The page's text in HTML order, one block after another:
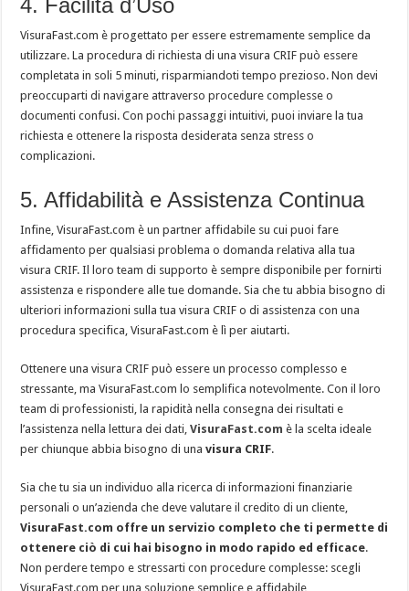
4. Facilità d’Uso
VisuraFast.com è progettato per essere estremamente semplice da
utilizzare. La procedura di richiesta di una visura CRIF può essere
completata in soli 5 minuti, risparmiandoti tempo prezioso. Non devi
preoccuparti di navigare attraverso procedure complesse o
documenti confusi. Con pochi passaggi intuitivi, puoi inviare la tua
richiesta e ottenere la risposta desiderata senza stress o
complicazioni.
5. Affidabilità e Assistenza Continua
Infine, VisuraFast.com è un partner affidabile su cui puoi fare
affidamento per qualsiasi problema o domanda relativa alla tua
visura CRIF. Il loro team di supporto è sempre disponibile per fornirti
assistenza e rispondere alle tue domande. Sia che tu abbia bisogno di
ulteriori informazioni sulla tua visura CRIF o di assistenza con una
procedura specifica, VisuraFast.com è lì per aiutarti.
Ottenere una visura CRIF può essere un processo complesso e
stressante, ma VisuraFast.com lo semplifica notevolmente. Con il loro
team di professionisti, la rapidità nella consegna dei risultati e
l’assistenza nella lettura dei dati,VisuraFast.com è la scelta ideale
per chiunque abbia bisogno di unavisura CRIF.
Sia che tu sia un individuo alla ricerca di informazioni finanziarie
personali o un’azienda che deve valutare il credito di un cliente,
VisuraFast.com offre un servizio completo che ti permette di
ottenere ciò di cui hai bisogno in modo rapido ed efficace.
Non perdere tempo e stressarti con procedure complesse: scegli
VisuraFast.com per una soluzione semplice e affidabile